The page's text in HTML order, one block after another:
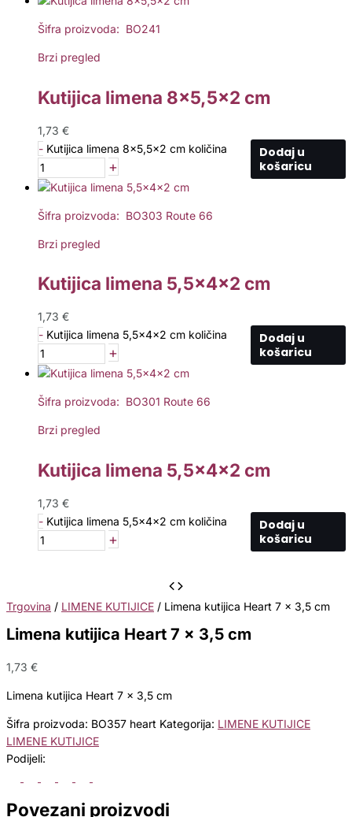
Šifra proizvoda: BO241
Brzi pregled
Kutijica limena 8×5,5×2 cm
1,73 €
- Kutijica limena 8x5,5x2 cm količina
+
Dodaj u
košaricu
Šifra proizvoda: BO303 Route 66
Brzi pregled
Kutijica limena 5,5x4x2 cm
1,73 €
- Kutijica limena 5,5x4x2 cm količina
+
Dodaj u
košaricu
Šifra proizvoda: BO301 Route 66
Brzi pregled
Kutijica limena 5,5x4x2 cm
1,73 €
- Kutijica limena 5,5x4x2 cm količina
+
Dodaj u
košaricu
Trgovina / LIMENE KUTIJICE / Limena kutijica Heart 7 x 3,5 cm
Limena kutijica Heart 7 x 3,5 cm
1,73 €
Limena kutijica Heart 7 x 3,5 cm
Šifra proizvoda: BO357 heart Kategorija: LIMENE KUTIJICE
LIMENE KUTIJICE
Podijeli:
Povezani proizvodi